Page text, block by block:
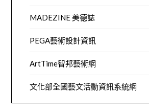
MADEZINE 美德誌
PEGA藝術設計資訊
ArtTime智邦藝術網
文化部全國藝文活動資訊系統網